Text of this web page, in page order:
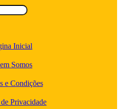
Inicial
Somos
e Condições
Privacidade